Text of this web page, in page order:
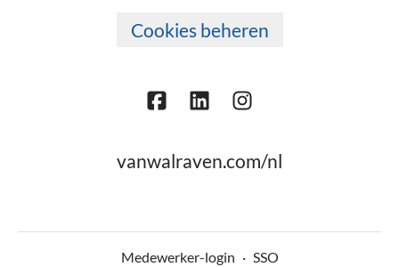
Cookies beheren
vanwalraven.com/nl
Medewerker-login · SSO